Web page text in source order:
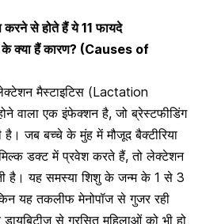
करने से होते हैं ये 11 फायदे
के क्या हैं कारण? (Causes of
मैस्टाइटिस (Lactation
वाला एक इंफेक्शन है, जो ब्रेस्टफीडिंग
है। जब बच्चे के मुंह में मौजूद बैक्टीरिया
डक्टमें प्रवेश करते हैं, तो लेक्टेशन
है। यह समस्या शिशु के जन्म के 1 से 3
यह तकलीफ मेनोपॉज से गुजर रही
से ग्रसित महिलाओं को भी हो